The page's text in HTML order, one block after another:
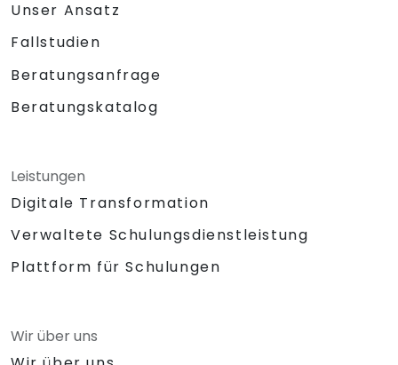
Unser Ansatz
Fallstudien
Beratungsanfrage
Beratungskatalog
Leistungen
Digitale Transformation
Verwaltete Schulungsdienstleistung
Plattform für Schulungen
Wir über uns